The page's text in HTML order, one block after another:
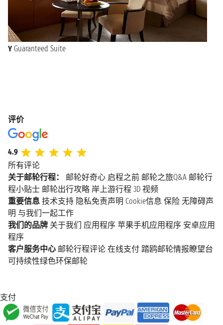
Y Guaranteed Suite
评价
4.9
所有评论
关于邮轮行程：
邮轮好奇心 启程之前 邮轮之旅Q&A 邮轮行
程小贴士 邮轮出行攻略 岸上游行程 3D 视频
重要信息 技术支持 隐私免责声明 Cookie信息 保险 无障碍声
明 与我们一起工作
我们的品牌 关于我们 应用程序 苹果手机应用程序 安卓应用
程序
客户服务中心 邮轮行程评论 在线支付 踏鸥邮轮情报瞭望台
可持续性绿色环保邮轮
支付